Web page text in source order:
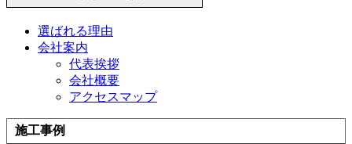
選ばれる理由
会社案内
代表挨拶
会社概要
アクセスマップ
施工事例